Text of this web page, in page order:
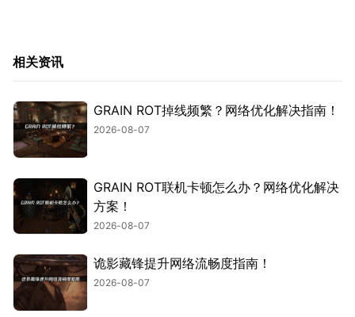
相关资讯
GRAIN ROT掉线频繁？网络优化解决指南！
2026-08-07
GRAIN ROT联机卡顿怎么办？网络优化解决
方案！
2026-08-07
诡影藏锋提升网络流畅度指南！
2026-08-07